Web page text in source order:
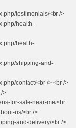
testimonials/<br />
health-
health-
shipping-and-
contact/<br /> <br />
/>
for-sale-near-me/<br
us/<br />
and-delivery/<br />